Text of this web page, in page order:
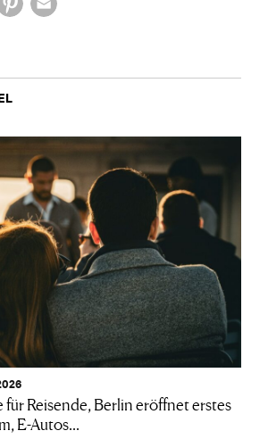
für Reisende, Berlin eröffnet erstes
E-Autos...